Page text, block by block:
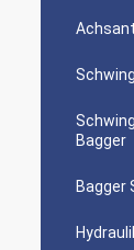
Bagger
Bagger